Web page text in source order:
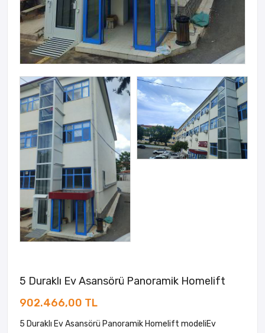
5 Duraklı Ev Asansörü Panoramik Homelift
902.466,00 TL
5 Duraklı Ev Asansörü Panoramik Homelift modeliEv